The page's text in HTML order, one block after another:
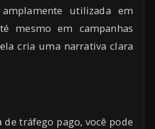
utilizada em
mesmo em campanhas
cria uma narrativa clara
de tráfego pago, você pode